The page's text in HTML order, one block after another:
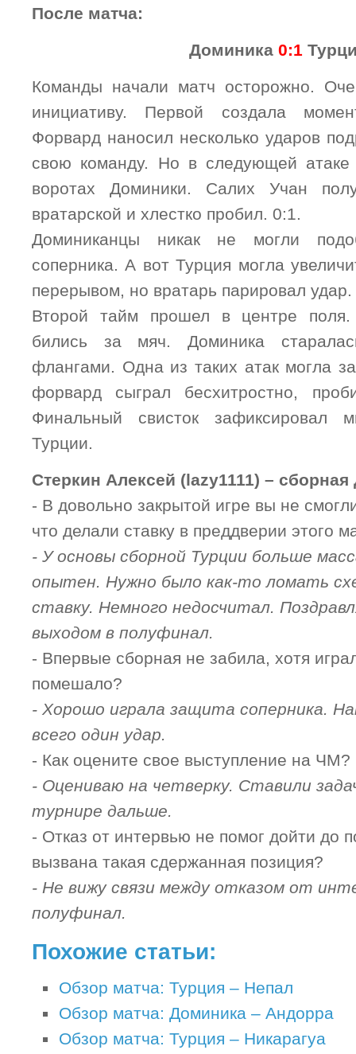
После матча:
Доминика 0:1
Команды начали матч осторожно.
инициативу. Первой создала
Форвард наносил несколько ударов
свою команду. Но в следующей атаке
воротах Доминики. Салих Учан
вратарской и хлестко пробил. 0:1.
Доминиканцы никак не могли
соперника. А вот Турция могла
перерывом, но вратарь парировал удар.
Второй тайм прошел в центре
бились за мяч. Доминика
флангами. Одна из таких атак могла
форвард сыграл бесхитростно,
Финальный свисток зафиксировал
Турции.
Стеркин Алексей (lazy1111) –
- В довольно закрытой игре вы не
что делали ставку в преддверии этого
- У основы сборной Турции больше
опытен. Нужно было как-то ломать
ставку. Немного недосчитал.
выходом в полуфинал.
- Впервые сборная не забила, хотя
помешало?
- Хорошо играла защита соперника.
всего один удар.
- Как оцените свое выступление на ЧМ?
- Оцениваю на четверку. Ставили
турнире дальше.
- Отказ от интервью не помог дойти до
вызвана такая сдержанная позиция?
- Не вижу связи между отказом от
полуфинал.
Похожие статьи:
Обзор матча: Турция – Непал
Обзор матча: Доминика – Андорра
Обзор матча: Турция – Никарагуа